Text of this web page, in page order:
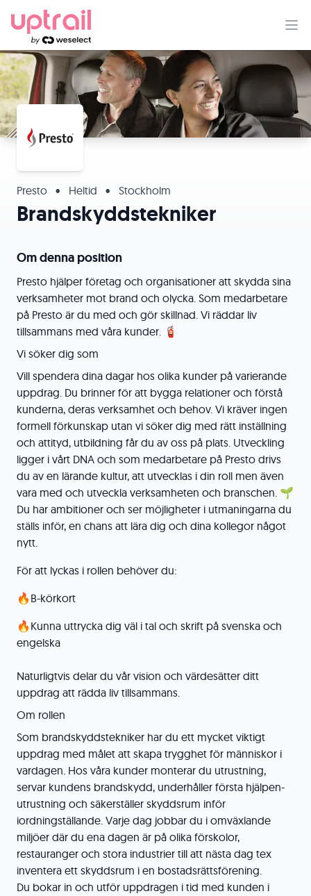
Presto • Heltid • Stockholm
Brandskyddstekniker
Om denna position
Presto hjälper företag och organisationer att skydda sina
verksamheter mot brand och olycka. Som medarbetare
på Presto är du med och gör skillnad. Vi räddar liv
tillsammans med våra kunder. 🧯
Vi söker dig som
Vill spendera dina dagar hos olika kunder på varierande
uppdrag. Du brinner för att bygga relationer och förstå
kunderna, deras verksamhet och behov. Vi kräver ingen
formell förkunskap utan vi söker dig med rätt inställning
och attityd, utbildning får du av oss på plats. Utveckling
ligger i vårt DNA och som medarbetare på Presto drivs
du av en lärande kultur, att utvecklas i din roll men även
vara med och utveckla verksamheten och branschen. 🌱
Du har ambitioner och ser möjligheter i utmaningarna du
ställs inför, en chans att lära dig och dina kollegor något
nytt.
För att lyckas i rollen behöver du:
🔥B-körkort
🔥Kunna uttrycka dig väl i tal och skrift på svenska och
engelska
Naturligtvis delar du vår vision och värdesätter ditt
uppdrag att rädda liv tillsammans.
Om rollen
Som brandskyddstekniker har du ett mycket viktigt
uppdrag med målet att skapa trygghet för människor i
vardagen. Hos våra kunder monterar du utrustning,
servar kundens brandskydd, underhåller första hjälpen-
utrustning och säkerställer skyddsrum inför
iordningställande. Varje dag jobbar du i omväxlande
miljöer där du ena dagen är på olika förskolor,
restauranger och stora industrier till att nästa dag tex
inventera ett skyddsrum i en bostadsrättsförening.
Du bokar in och utför uppdragen i tid med kunden i